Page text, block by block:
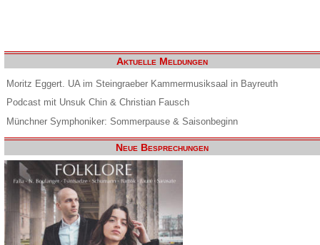
Aktuelle Meldungen
Moritz Eggert. UA im Steingraeber Kammermusiksaal in Bayreuth
Podcast mit Unsuk Chin & Christian Fausch
Münchner Symphoniker: Sommerpause & Saisonbeginn
Neue Besprechungen